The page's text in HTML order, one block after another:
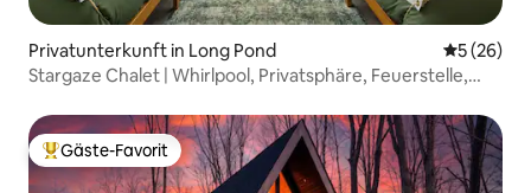
Privatunterkunft in Long Pond
5 (26)
Stargaze Chalet | Whirlpool, Privatsphäre, Feuerstelle,
Beliebter Gäste-Favorit.
Gäste-Favorit